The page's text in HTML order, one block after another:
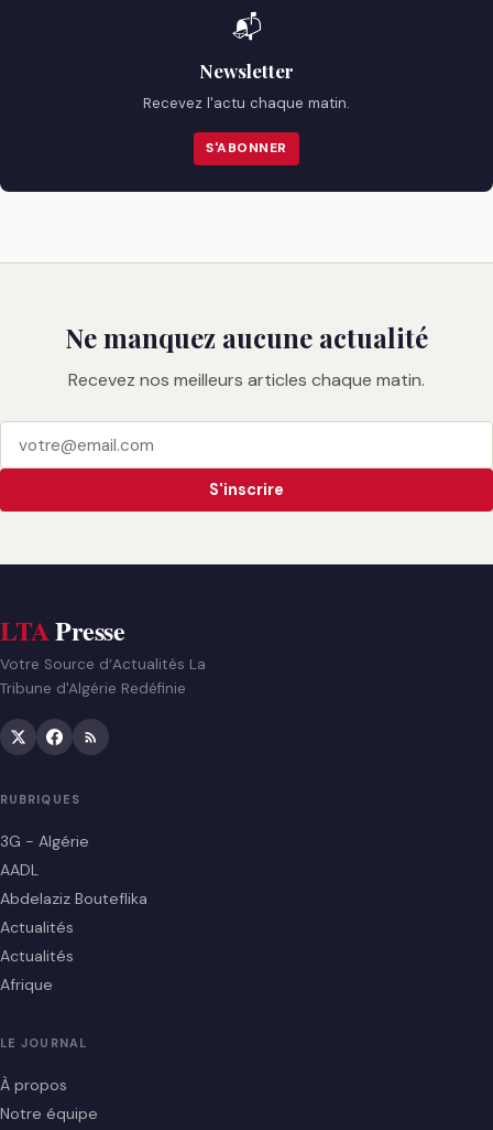
📬
Newsletter
Recevez l'actu chaque matin.
S'ABONNER
Ne manquez aucune actualité
Recevez nos meilleurs articles chaque matin.
S'inscrire
LTAPresse
Votre Source d’Actualités La
Tribune d'Algérie Redéfinie
RUBRIQUES
3G - Algérie
AADL
Abdelaziz Bouteflika
Actualités
Actualités
Afrique
LE JOURNAL
À propos
Notre équipe